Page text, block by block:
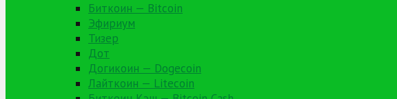
Биткоин — Bitcoin
Эфириум
Тизер
Дот
Догикоин — Dogecoin
Лайткоин — Litecoin